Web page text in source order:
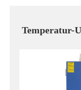
Temperatur-